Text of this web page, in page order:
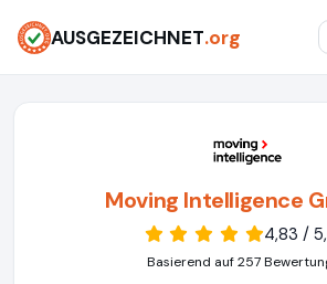
AUSGEZEICHNET.org
Moving Intelligence
4,83 /
Basierend auf 257